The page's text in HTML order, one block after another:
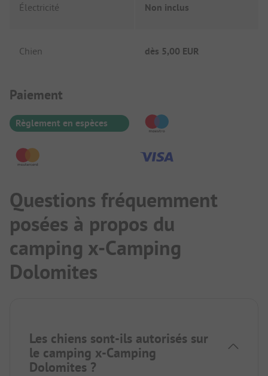
Électricité Non inclus
Chien dès 5,00 EUR
Informations de paiement
Paiement
Règlement en espèces
Questions fréquemment
posées à propos du
camping x-Camping
Dolomites
Les chiens sont-ils autorisés sur
le camping x-Camping
Dolomites ?